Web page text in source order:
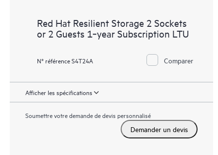
Red Hat Resilient Storage 2 Sockets
or 2 Guests 1‑year Subscription LTU
N° référence S4T24A Comparer
Afficher les spécifications
Soumettre votre demande de devis personnalisé
Demander un devis